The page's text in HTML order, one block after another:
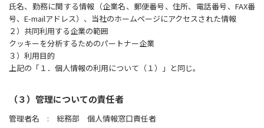
氏名、勤務に関する情報（企業名、郵便番号、住所、電話番号、FAX番
号、E-mailアドレス）、当社のホームページにアクセスされた情報
２）共同利用する企業の範囲
クッキーを分析するためのパートナー企業
３）利用目的
上記の「１．個人情報の利用について（１）」と同じ。
（３）管理についての責任者
管理者名 : 総務部 個人情報窓口責任者